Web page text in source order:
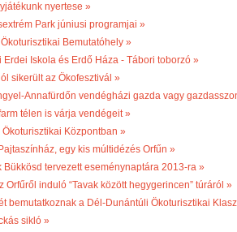
nyertese »
Park júniusi programjai »
Bemutatóhely »
Erdei Iskola és Erdő Háza - Tábori toborzó »
sikerült az Ökofesztivál »
Annafürdőn vendégházi gazda vagy
télen is várja vendégeit »
Központban »
egy kis múltidézés Orfűn »
Bükkösd tervezett eseménynaptára 2013-ra »
Orfűről induló “Tavak között hegygerincen” túráról »
bemutatkoznak a Dél-Dunántúli Ökoturisztikai
sikló »